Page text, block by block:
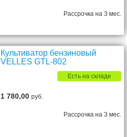
Рассрочка на 3 мес.
Культиватор бензиновый
VELLES GTL-802
Есть на складе
1 780,00руб.
Рассрочка на 3 мес.